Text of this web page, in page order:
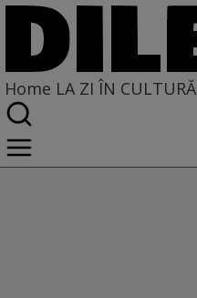
Home LA ZI ÎN CULTURĂ